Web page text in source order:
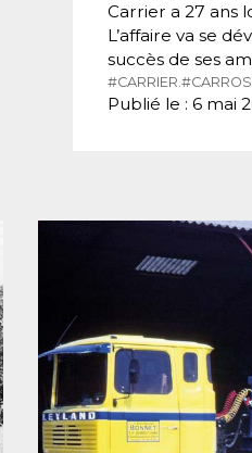
Carrier a 27 ans
L’affaire va se
succès de ses
#CARRIER.
Publié le : 6 mai